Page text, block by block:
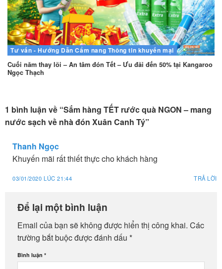
Tư vấn - Hướng Dẫn Cẩm nang Thông tin khuyến mại
Cuối năm thay lõi – An tâm đón Tết – Ưu đãi đến 50% tại Kangaroo
Ngọc Thạch
1 bình luận về “Sắm hàng TẾT rước quà NGON – mang
nước sạch về nhà đón Xuân Canh Tý”
Thanh Ngọc
Khuyến mãi rất thiết thực cho khách hàng
03/01/2020 LÚC 21:44 TRẢ LỜI
Để lại một bình luận
Email của bạn sẽ không được hiển thị công khai. Các
trường bắt buộc được đánh dấu *
Bình luận *